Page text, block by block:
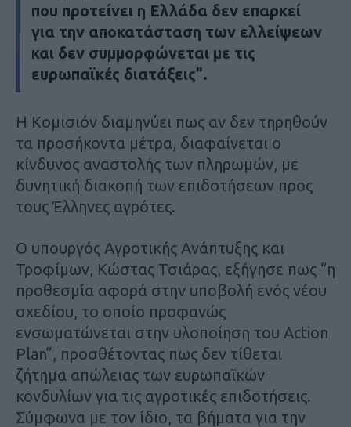
που προτείνει η Ελλάδα δεν επαρκεί
για την αποκατάσταση των ελλείψεων
και δεν συμμορφώνεται με τις
ευρωπαϊκές διατάξεις”.
Η Κομισιόν διαμηνύει πως αν δεν τηρηθούν
τα προσήκοντα μέτρα, διαφαίνεται ο
κίνδυνος αναστολής των πληρωμών, με
δυνητική διακοπή των επιδοτήσεων προς
τους Έλληνες αγρότες.
Ο υπουργός Αγροτικής Ανάπτυξης και
Τροφίμων, Κώστας Τσιάρας, εξήγησε πως “η
προθεσμία αφορά στην υποβολή ενός νέου
σχεδίου, το οποίο προφανώς
ενσωματώνεται στην υλοποίηση του Action
Plan”, προσθέτοντας πως δεν τίθεται
ζήτημα απώλειας των ευρωπαϊκών
κονδυλίων για τις αγροτικές επιδοτήσεις.
Σύμφωνα με τον ίδιο, τα βήματα για την